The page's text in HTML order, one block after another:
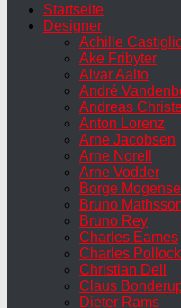
Startseite
Designer
Achille
Ake Fribyter
Alvar Aalto
André
Andreas
Anton Lorenz
Arne Jacobsen
Arne Norell
Arne Vodder
Borge
Bruno
Bruno Rey
Charles Eames
Charles Pollock
Christian Dell
Claus
Dieter Rams